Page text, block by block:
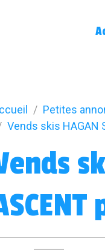
Petites
Vends skis HAGAN